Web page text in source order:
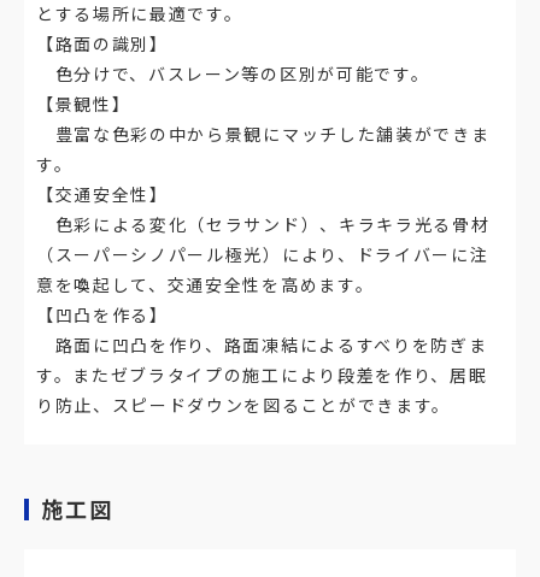
とする場所に最適です。
【路面の識別】
色分けで、バスレーン等の区別が可能です。
【景観性】
豊富な色彩の中から景観にマッチした舗装ができま
す。
【交通安全性】
色彩による変化（セラサンド）、キラキラ光る骨材
（スーパーシノパール極光）により、ドライバーに注
意を喚起して、交通安全性を高めます。
【凹凸を作る】
路面に凹凸を作り、路面凍結によるすべりを防ぎま
す。またゼブラタイプの施工により段差を作り、居眠
り防止、スピードダウンを図ることができます。
施工図